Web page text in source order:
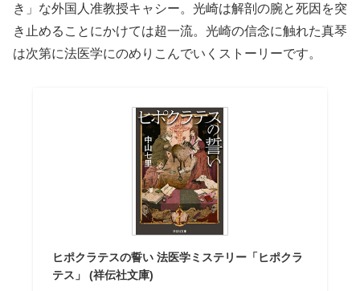
き」な外国人准教授キャシー。光崎は解剖の腕と死因を突
き止めることにかけては超一流。光崎の信念に触れた真琴
は次第に法医学にのめりこんでいくストーリーです。
ヒポクラテスの誓い 法医学ミステリー「ヒポクラ
テス」 (祥伝社文庫)